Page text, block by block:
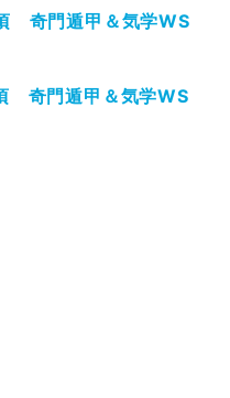
奇門遁甲＆気学WS
奇門遁甲＆気学WS